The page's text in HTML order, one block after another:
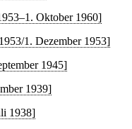
Oktober 1960]
1. Dezember 1953]
1945]
1939]
1938]